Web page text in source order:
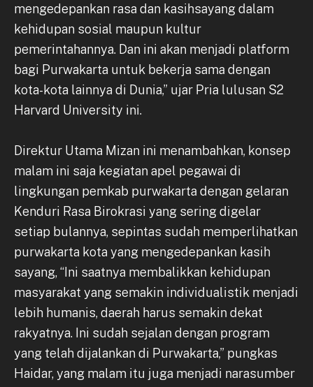
mengedepankan rasa dan kasihsayang dalam
kehidupan sosial maupun kultur
pemerintahannya. Dan ini akan menjadi platform
bagi Purwakarta untuk bekerja sama dengan
kota-kota lainnya di Dunia,” ujar Pria lulusan S2
Harvard University ini.
Direktur Utama Mizan ini menambahkan, konsep
malam ini saja kegiatan apel pegawai di
lingkungan pemkab purwakarta dengan gelaran
Kenduri Rasa Birokrasi yang sering digelar
setiap bulannya, sepintas sudah memperlihatkan
purwakarta kota yang mengedepankan kasih
sayang, “Ini saatnya membalikkan kehidupan
masyarakat yang semakin individualistik menjadi
lebih humanis, daerah harus semakin dekat
rakyatnya. Ini sudah sejalan dengan program
yang telah dijalankan di Purwakarta,” pungkas
Haidar, yang malam itu juga menjadi narasumber